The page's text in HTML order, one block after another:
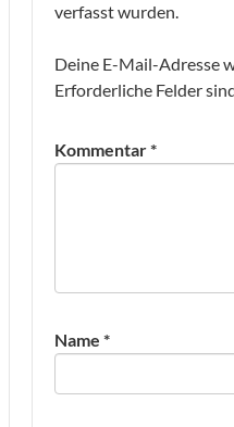
verfasst wurden.
Deine E-Mail-Adresse
Erforderliche Felder
Kommentar*
Name *